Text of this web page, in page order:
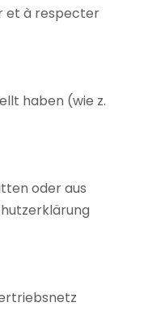
et à respecter
haben (wie z.
oder aus